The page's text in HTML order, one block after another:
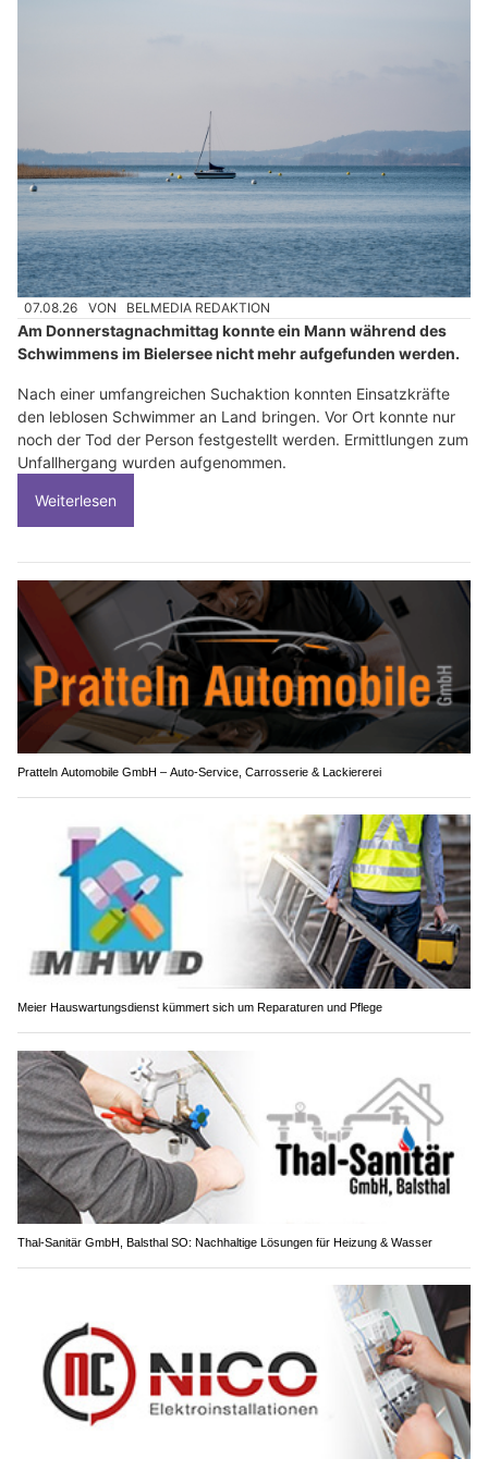
07.08.26 VON BELMEDIA REDAKTION
Am Donnerstagnachmittag konnte ein Mann während des
Schwimmens im Bielersee nicht mehr aufgefunden werden.
Nach einer umfangreichen Suchaktion konnten Einsatzkräfte
den leblosen Schwimmer an Land bringen. Vor Ort konnte nur
noch der Tod der Person festgestellt werden. Ermittlungen zum
Unfallhergang wurden aufgenommen.
Weiterlesen
Pratteln Automobile GmbH – Auto-Service, Carrosserie & Lackiererei
Meier Hauswartungsdienst kümmert sich um Reparaturen und Pflege
Thal-Sanitär GmbH, Balsthal SO: Nachhaltige Lösungen für Heizung & Wasser